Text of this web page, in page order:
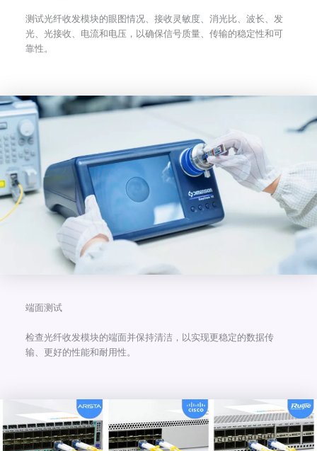
测试光纤收发模块的眼图情况、接收灵敏度、消光比、波长、发
光、光接收、电流和电压，以确保信号质量、传输的稳定性和可
靠性。
端面测试
检查光纤收发模块的端面并保持清洁，以实现更稳定的数据传
输、更好的性能和耐用性。